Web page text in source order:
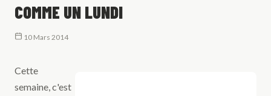
COMME UN LUNDI
10 Mars 2014
Cette
semaine, c'est